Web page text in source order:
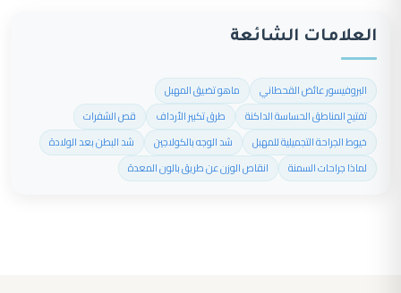
العلامات الشائعة
البروفيسور عائض القحطاني
ماهو تضيق المهبل
تفتيح المناطق الحساسة الداكنة
طرق تكبير الأرداف
قص الشفرات
خيوط الجراحة التجميلية للمهبل
شد الوجه بالكولاجين
شد البطن بعد الولادة
لماذا جراحات السمنة
انقاص الوزن عن طريق بالون المعدة